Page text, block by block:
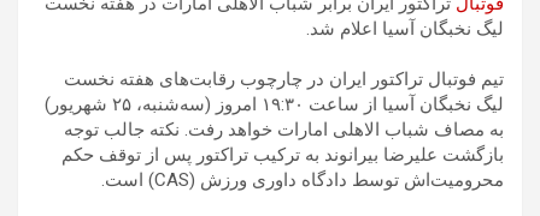
لیگ نخبگان آسیا اعلام شد.
تیم فوتبال تراکتور ایران در چارچوب رقابت‌های هفته نخست
لیگ نخبگان آسیا از ساعت ۱۹:۳۰ امروز (سه‌شنبه، ۲۵ شهریور)
به مصاف شباب الاهلی امارات خواهد رفت. نکته جالب توجه
بازگشت علیرضا بیرانوند به ترکیب تراکتور پس از توقف حکم
محرومیت‌اش توسط دادگاه داوری ورزش (CAS) است.